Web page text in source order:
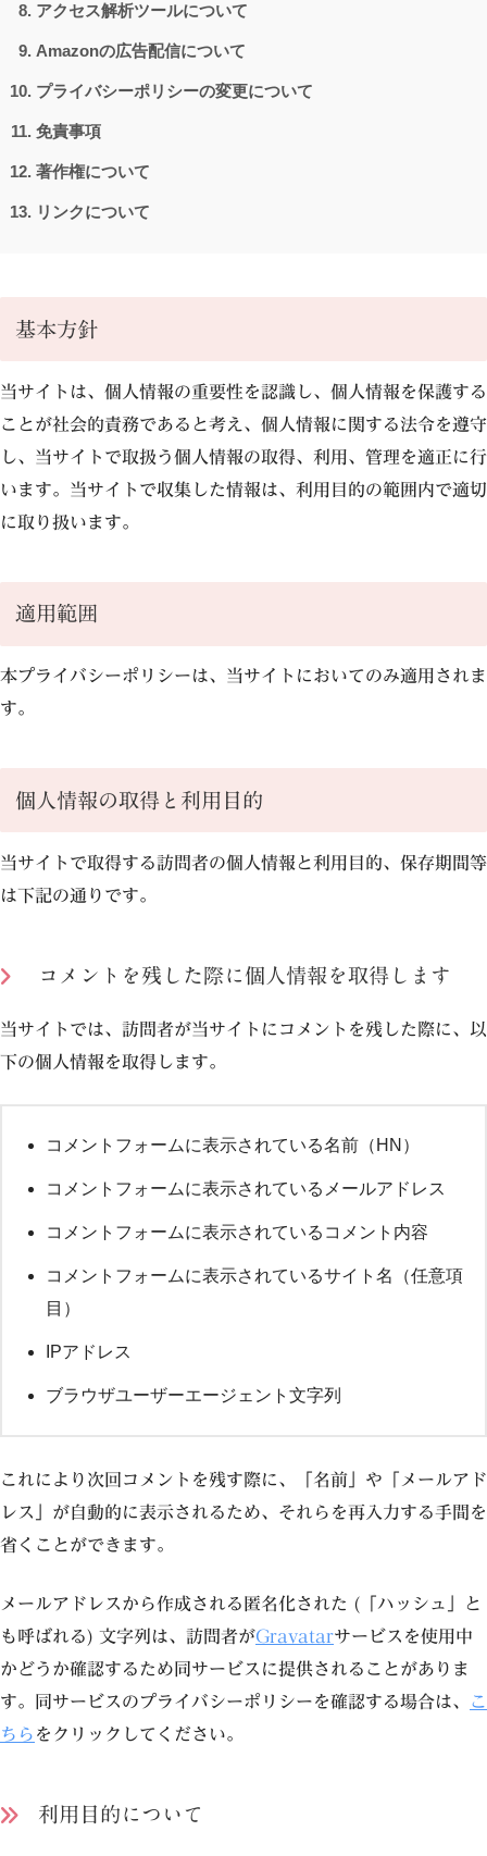
アクセス解析ツールについて
Amazonの広告配信について
プライバシーポリシーの変更について
免責事項
著作権について
リンクについて
基本方針
当サイトは、個人情報の重要性を認識し、個人情報を保護する
ことが社会的責務であると考え、個人情報に関する法令を遵守
し、当サイトで取扱う個人情報の取得、利用、管理を適正に行
います。当サイトで収集した情報は、利用目的の範囲内で適切
に取り扱います。
適用範囲
本プライバシーポリシーは、当サイトにおいてのみ適用されま
す。
個人情報の取得と利用目的
当サイトで取得する訪問者の個人情報と利用目的、保存期間等
は下記の通りです。
コメントを残した際に個人情報を取得します
当サイトでは、訪問者が当サイトにコメントを残した際に、以
下の個人情報を取得します。
コメントフォームに表示されている名前（HN）
コメントフォームに表示されているメールアドレス
コメントフォームに表示されているコメント内容
コメントフォームに表示されているサイト名（任意項
目）
IPアドレス
ブラウザユーザーエージェント文字列
これにより次回コメントを残す際に、「名前」や「メールアド
レス」が自動的に表示されるため、それらを再入力する手間を
省くことができます。
メールアドレスから作成される匿名化された (「ハッシュ」と
も呼ばれる) 文字列は、訪問者がGravatarサービスを使用中
かどうか確認するため同サービスに提供されることがありま
す。同サービスのプライバシーポリシーを確認する場合は、
こ
ちら をクリックしてください。
利用目的について